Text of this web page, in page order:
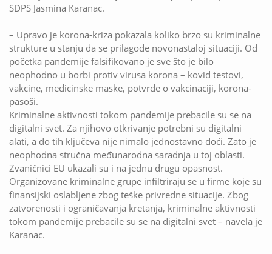
SDPS Jasmina Karanac.
– Upravo je korona-kriza pokazala koliko brzo su kriminalne
strukture u stanju da se prilagode novonastaloj situaciji. Od
početka pandemije falsifikovano je sve što je bilo
neophodno u borbi protiv virusa korona – kovid testovi,
vakcine, medicinske maske, potvrde o vakcinaciji, korona-
pasoši.
Kriminalne aktivnosti tokom pandemije prebacile su se na
digitalni svet. Za njihovo otkrivanje potrebni su digitalni
alati, a do tih ključeva nije nimalo jednostavno doći. Zato je
neophodna stručna međunarodna saradnja u toj oblasti.
Zvaničnici EU ukazali su i na jednu drugu opasnost.
Organizovane kriminalne grupe infiltriraju se u firme koje su
finansijski oslabljene zbog teške privredne situacije. Zbog
zatvorenosti i ograničavanja kretanja, kriminalne aktivnosti
tokom pandemije prebacile su se na digitalni svet – navela je
Karanac.